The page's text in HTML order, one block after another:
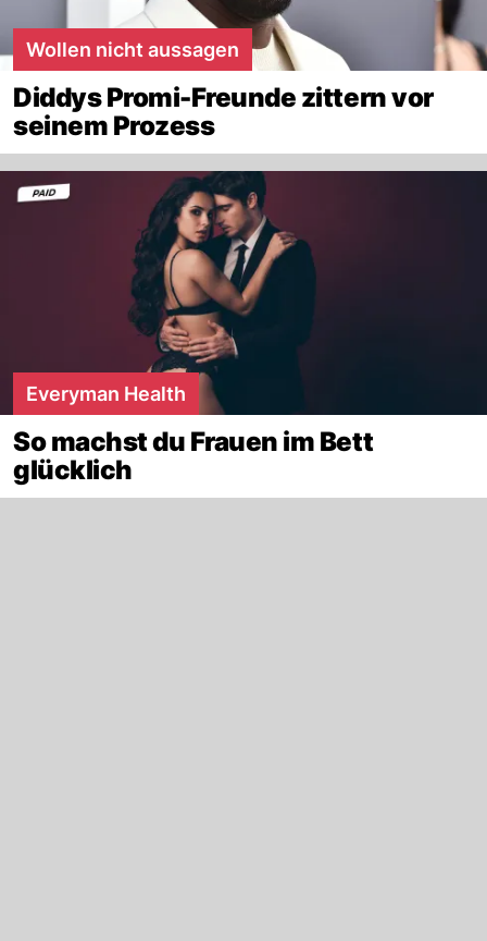
Wollen nicht aussagen
Diddys Promi-Freunde zittern vor
seinem Prozess
Everyman Health
So machst du Frauen im Bett
glücklich